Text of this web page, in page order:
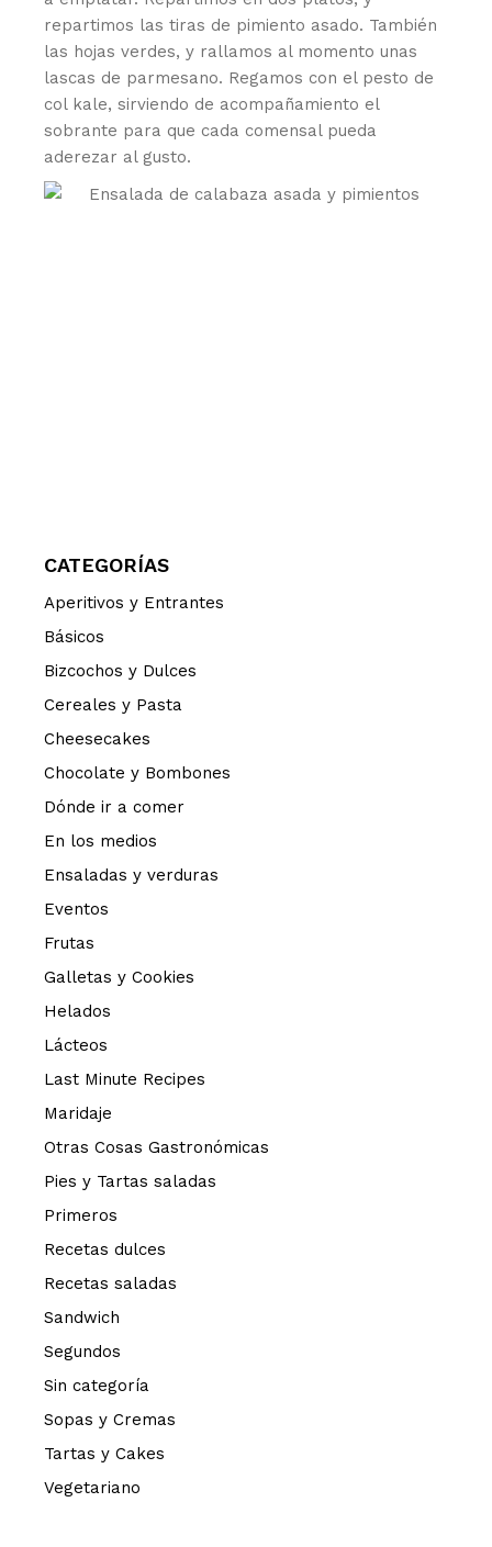
repartimos las tiras de pimiento asado. También
las hojas verdes, y rallamos al momento unas
lascas de parmesano. Regamos con el pesto de
col kale, sirviendo de acompañamiento el
sobrante para que cada comensal pueda
aderezar al gusto.
CATEGORÍAS
Aperitivos y Entrantes
Básicos
Bizcochos y Dulces
Cereales y Pasta
Cheesecakes
Chocolate y Bombones
Dónde ir a comer
En los medios
Ensaladas y verduras
Eventos
Frutas
Galletas y Cookies
Helados
Lácteos
Last Minute Recipes
Maridaje
Otras Cosas Gastronómicas
Pies y Tartas saladas
Primeros
Recetas dulces
Recetas saladas
Sandwich
Segundos
Sin categoría
Sopas y Cremas
Tartas y Cakes
Vegetariano